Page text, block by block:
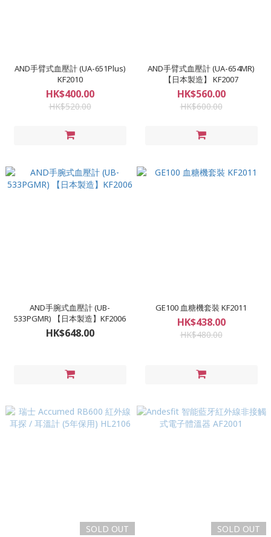
AND手臂式血壓計 (UA-651Plus)
KF2010
HK$400.00
HK$520.00
AND手臂式血壓計 (UA-654MR)
【日本製造】 KF2007
HK$560.00
HK$600.00
AND手腕式血壓計 (UB-
533PGMR) 【日本製造】KF2006
HK$648.00
GE100 血糖機套裝 KF2011
HK$438.00
HK$480.00
SOLD OUT SOLD OUT